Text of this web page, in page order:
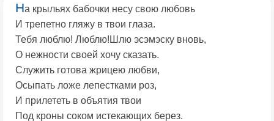
На крыльях бабочки несу свою любовь
И трепетно гляжу в твои глаза.
Тебя люблю! Люблю!Шлю эсэмэску вновь,
О нежности своей хочу сказать.
Служить готова жрицею любви,
Осыпать ложе лепестками роз,
И прилететь в объятия твои
Под кроны соком истекающих берез.